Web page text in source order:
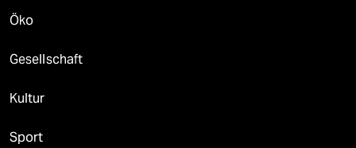
Öko
Gesellschaft
Kultur
Sport